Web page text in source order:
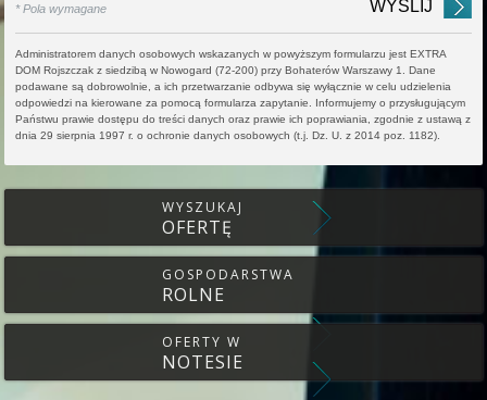
* Pola wymagane
Administratorem danych osobowych wskazanych w powyższym formularzu jest EXTRA
DOM Rojszczak z siedzibą w Nowogard (72-200) przy Bohaterów Warszawy 1. Dane
podawane są dobrowolnie, a ich przetwarzanie odbywa się wyłącznie w celu udzielenia
odpowiedzi na kierowane za pomocą formularza zapytanie. Informujemy o przysługującym
Państwu prawie dostępu do treści danych oraz prawie ich poprawiania, zgodnie z ustawą z
dnia 29 sierpnia 1997 r. o ochronie danych osobowych (t.j. Dz. U. z 2014 poz. 1182).
WYSZUKAJ
OFERTĘ
GOSPODARSTWA
ROLNE
OFERTY W
NOTESIE